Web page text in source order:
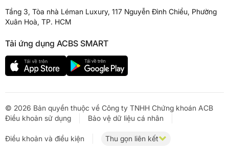
Tầng 3, Tòa nhà Léman Luxury, 117 Nguyễn Đình Chiểu, Phường
Xuân Hoà, TP. HCM
Tải ứng dụng ACBS SMART
© 2026 Bản quyền thuộc về Công ty TNHH Chứng khoán ACB
Điều khoản sử dụng
Bảo vệ dữ liệu cá nhân
Điều khoản và điều kiện Thu gọn liên kết